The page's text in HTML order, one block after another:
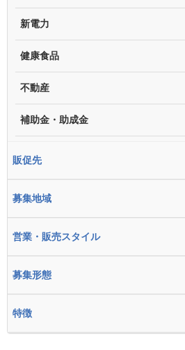
新電力
健康食品
不動産
補助金・助成金
販促先
募集地域
営業・販売スタイル
募集形態
特徴